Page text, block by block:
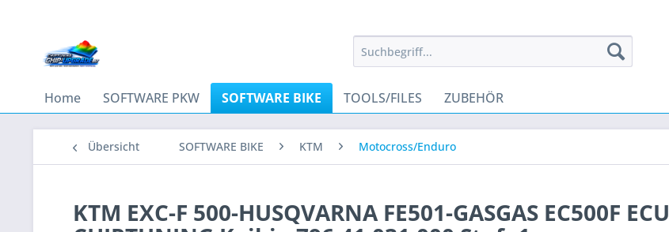
Home SOFTWARE PKW SOFTWARE BIKE TOOLS/FILES ZUBEHÖR
Übersicht SOFTWARE BIKE KTM Motocross/Enduro
KTM EXC-F 500-HUSQVARNA FE501-GASGAS EC500F ECU